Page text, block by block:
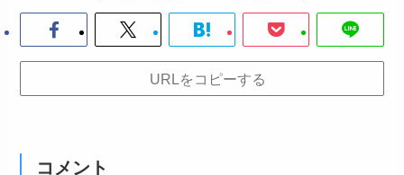
URLをコピーする
コメント